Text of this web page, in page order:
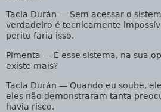
Tacla Durán — Sem acessar o
verdadeiro é tecnicamente
perito faria isso.
Pimenta — E esse sistema, na sua
existe mais?
Tacla Durán — Quando eu soube,
eles não demonstraram tanta
havia risco.